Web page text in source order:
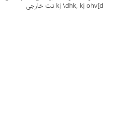
kj \dhk, kj ohv[d نت خارجی